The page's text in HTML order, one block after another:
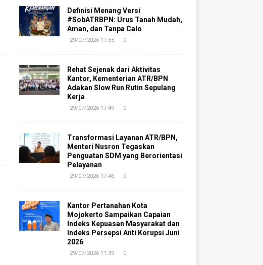
Definisi Menang Versi
#SobATRBPN: Urus Tanah Mudah,
Aman, dan Tanpa Calo
29/07/2026 17:55 0
Rehat Sejenak dari Aktivitas
Kantor, Kementerian ATR/BPN
Adakan Slow Run Rutin Sepulang
Kerja
29/07/2026 17:49 0
Transformasi Layanan ATR/BPN,
Menteri Nusron Tegaskan
Penguatan SDM yang Berorientasi
Pelayanan
29/07/2026 17:46 0
Kantor Pertanahan Kota
Mojokerto Sampaikan Capaian
Indeks Kepuasan Masyarakat dan
Indeks Persepsi Anti Korupsi Juni
2026
29/07/2026 11:39 0